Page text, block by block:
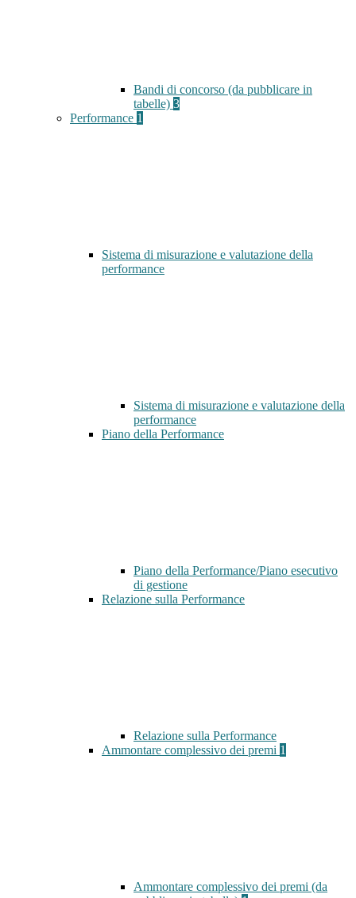
Bandi di concorso (da pubblicare in
tabelle) 3
Performance 1
Sistema di misurazione e valutazione della
performance
Sistema di misurazione e valutazione della
performance
Piano della Performance
Piano della Performance/Piano esecutivo
di gestione
Relazione sulla Performance
Relazione sulla Performance
Ammontare complessivo dei premi 1
Ammontare complessivo dei premi (da